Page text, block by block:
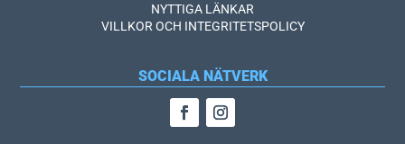
NYTTIGA LÄNKAR
VILLKOR OCH INTEGRITETSPOLICY
SOCIALA NÄTVERK